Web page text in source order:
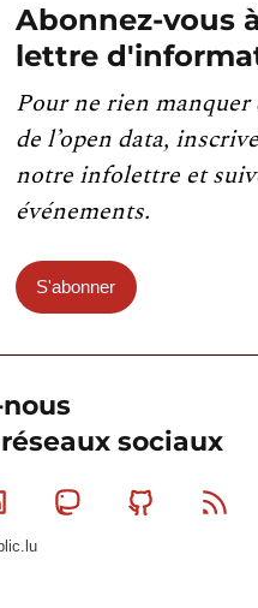
Abonnez-vous
lettre
Pour ne rien manquer
de l’open data,
notre infolettre et
événements.
S'abonner
sociaux
Linkedin MastodonGithub